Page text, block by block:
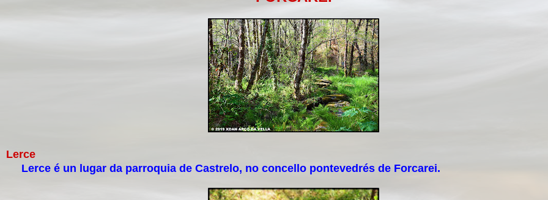
Lerce
Lerce é un lugar da parroquia de Castrelo, no concello pontevedrés de Forcarei.